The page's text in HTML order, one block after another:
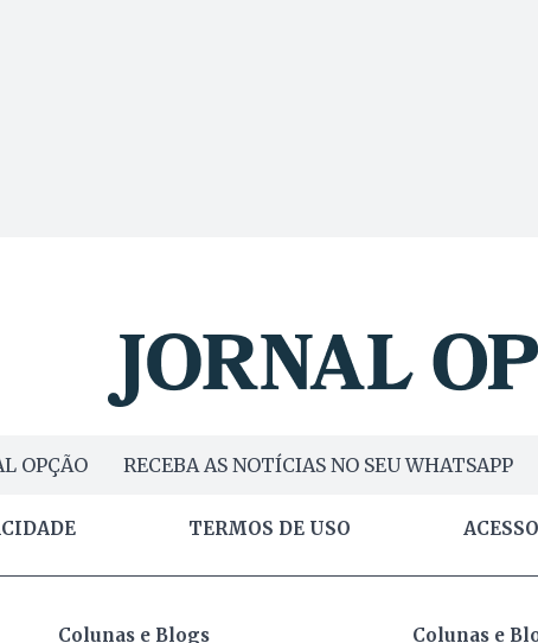
OPÇÃO RECEBA AS NOTÍCIAS NO SEU WHATSAPP
TERMOS DE USO
Colunas e Blogs Colunas e